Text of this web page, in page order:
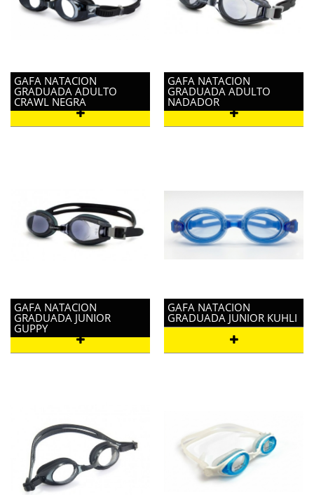
GAFA NATACION
GRADUADA ADULTO
CRAWL NEGRA
GAFA NATACION
GRADUADA ADULTO
NADADOR
GAFA NATACION
GRADUADA JUNIOR
GUPPY
GAFA NATACION
GRADUADA JUNIOR KUHLI